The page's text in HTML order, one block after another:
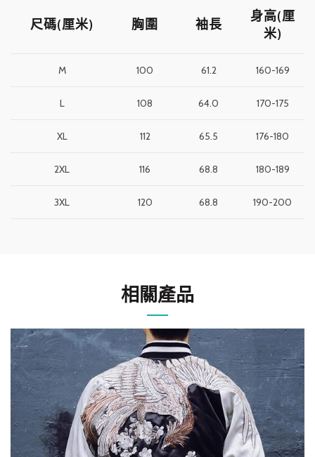
尺碼(厘米) 胸圍 袖長
身高(厘
米)
M 100 61.2 160-169
L 108 64.0 170-175
XL 112 65.5 176-180
2XL 116 68.8 180-189
3XL 120 68.8 190-200
相關產品